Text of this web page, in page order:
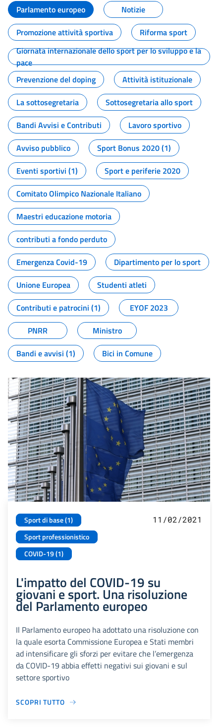
Parlamento europeo
Notizie
Promozione attività sportiva
Riforma sport
Giornata internazionale dello sport per lo sviluppo e la
pace
Prevenzione del doping
Attività istituzionale
La sottosegretaria
Sottosegretaria allo sport
Bandi Avvisi e Contributi
Lavoro sportivo
Avviso pubblico
Sport Bonus 2020 (1)
Eventi sportivi (1)
Sport e periferie 2020
Comitato Olimpico Nazionale Italiano
Maestri educazione motoria
contributi a fondo perduto
Emergenza Covid-19
Dipartimento per lo sport
Unione Europea
Studenti atleti
Contributi e patrocini (1)
EYOF 2023
PNRR
Ministro
Bandi e avvisi (1)
Bici in Comune
Sport di base (1)
Sport professionistico
COVID-19 (1)
11/02/2021
L'impatto del COVID-19 su
giovani e sport. Una risoluzione
del Parlamento europeo
Il Parlamento europeo ha adottato una risoluzione con
la quale esorta Commissione Europea e Stati membri
ad intensificare gli sforzi per evitare che l’emergenza
da COVID-19 abbia effetti negativi sui giovani e sul
settore sportivo
SCOPRI TUTTO